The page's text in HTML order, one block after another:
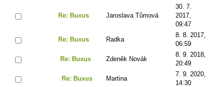
Re: Buxus Jaroslava Tůmová
30. 7.
2017,
09:47
Re: Buxus Radka
8. 8. 2017,
06:59
Re: Buxus Zdeněk Novák
8. 9. 2018,
20:49
Re: Buxus Martina
7. 9. 2020,
14:30